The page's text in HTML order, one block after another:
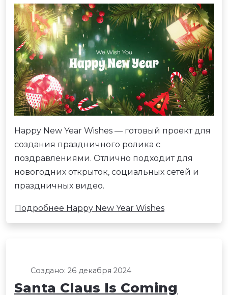
Happy New Year Wishes — готовый проект для
создания праздничного ролика с
поздравлениями. Отлично подходит для
новогодних открыток, социальных сетей и
праздничных видео.
Подробнее Happy New Year Wishes
Создано: 26 декабря 2024
Santa Claus Is Coming